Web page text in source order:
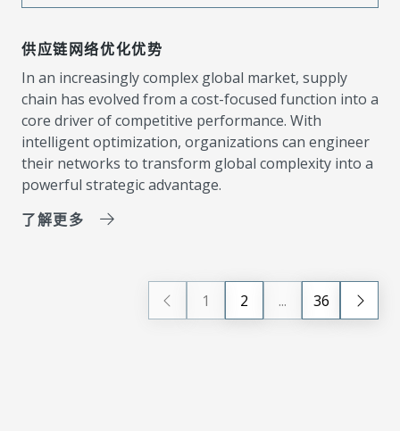
供应链网络优化优势
In an increasingly complex global market, supply
chain has evolved from a cost-focused function into a
core driver of competitive performance. With
intelligent optimization, organizations can engineer
their networks to transform global complexity into a
powerful strategic advantage.
了解更多
1 2 ... 36